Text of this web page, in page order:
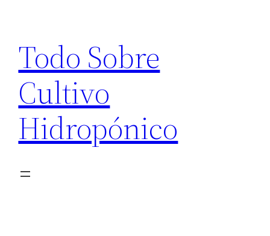
contenido
Todo Sobre
Cultivo
Hidropónico